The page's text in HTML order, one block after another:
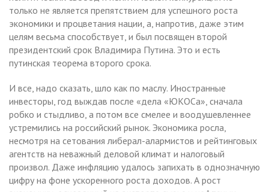
только не является препятствием для успешного роста
экономики и процветания нации, а, напротив, даже этим
целям весьма способствует, и был посвящен второй
президентский срок Владимира Путина. Это и есть
путинская теорема второго срока.
И все, надо сказать, шло как по маслу. Иностранные
инвесторы, год выждав после «дела «ЮКОСа», сначала
робко и стыдливо, а потом все смелее и воодушевленнее
устремились на российский рынок. Экономика росла,
несмотря на сетования либерал-алармистов и рейтинговых
агентств на неважный деловой климат и налоговый
произвол. Даже инфляцию удалось запихать в однозначную
цифру на фоне ускоренного роста доходов. А рост